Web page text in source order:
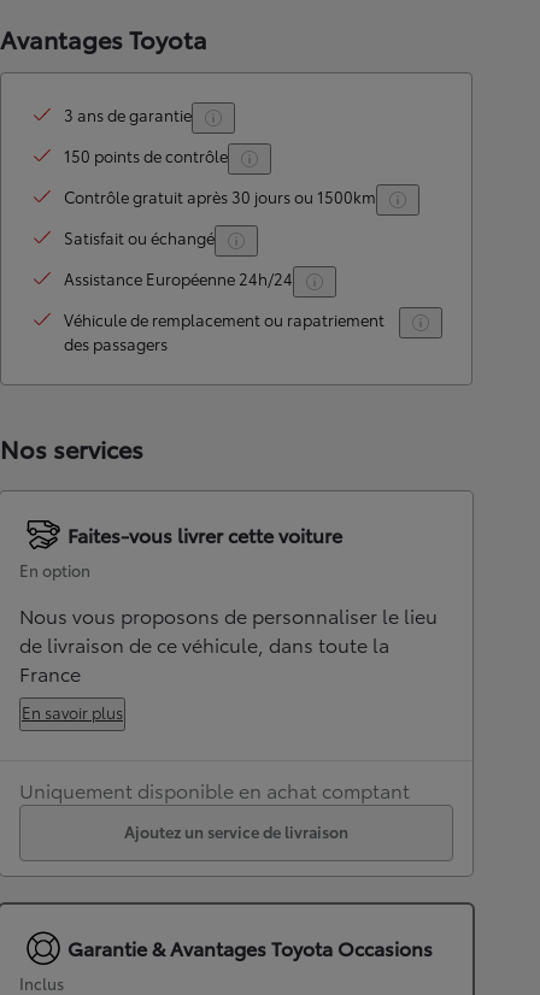
Avantages Toyota
3 ans de garantie
150 points de contrôle
Contrôle gratuit après 30 jours ou 1500km
Satisfait ou échangé
Assistance Européenne 24h/24
Véhicule de remplacement ou rapatriement
des passagers
Nos services
Faites-vous livrer cette voiture
En option
Nous vous proposons de personnaliser le lieu
de livraison de ce véhicule, dans toute la
France
En savoir plus
Uniquement disponible en achat comptant
Ajoutez un service de livraison
Garantie & Avantages Toyota Occasions
Inclus